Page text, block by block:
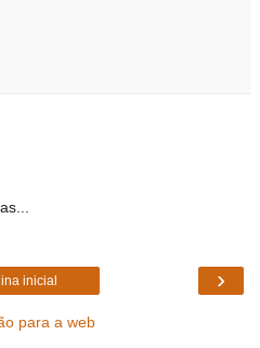
›
inicial
para a web